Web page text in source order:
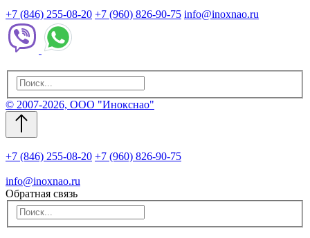
+7 (846) 255-08-20 +7 (960) 826-90-75 info@inoxnao.ru
© 2007-2026, ООО "Инокснао"
+7 (846) 255-08-20 +7 (960) 826-90-75
info@inoxnao.ru
Обратная связь